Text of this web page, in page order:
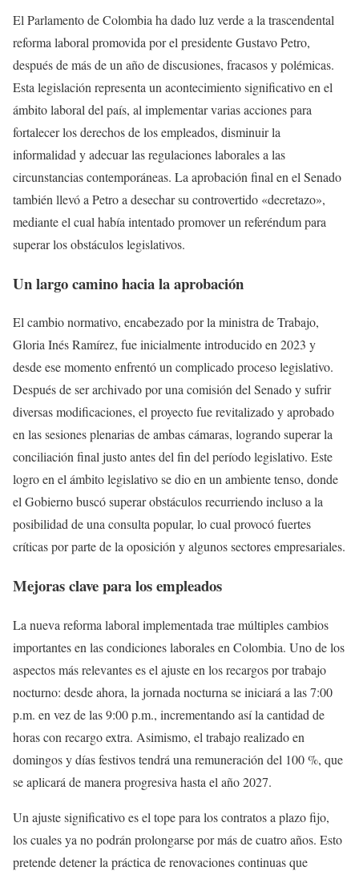
El Parlamento de Colombia ha dado luz verde a la trascendental
reforma laboral promovida por el presidente Gustavo Petro,
después de más de un año de discusiones, fracasos y polémicas.
Esta legislación representa un acontecimiento significativo en el
ámbito laboral del país, al implementar varias acciones para
fortalecer los derechos de los empleados, disminuir la
informalidad y adecuar las regulaciones laborales a las
circunstancias contemporáneas. La aprobación final en el Senado
también llevó a Petro a desechar su controvertido «decretazo»,
mediante el cual había intentado promover un referéndum para
superar los obstáculos legislativos.
Un largo camino hacia la aprobación
El cambio normativo, encabezado por la ministra de Trabajo,
Gloria Inés Ramírez, fue inicialmente introducido en 2023 y
desde ese momento enfrentó un complicado proceso legislativo.
Después de ser archivado por una comisión del Senado y sufrir
diversas modificaciones, el proyecto fue revitalizado y aprobado
en las sesiones plenarias de ambas cámaras, logrando superar la
conciliación final justo antes del fin del período legislativo. Este
logro en el ámbito legislativo se dio en un ambiente tenso, donde
el Gobierno buscó superar obstáculos recurriendo incluso a la
posibilidad de una consulta popular, lo cual provocó fuertes
críticas por parte de la oposición y algunos sectores empresariales.
Mejoras clave para los empleados
La nueva reforma laboral implementada trae múltiples cambios
importantes en las condiciones laborales en Colombia. Uno de los
aspectos más relevantes es el ajuste en los recargos por trabajo
nocturno: desde ahora, la jornada nocturna se iniciará a las 7:00
p.m. en vez de las 9:00 p.m., incrementando así la cantidad de
horas con recargo extra. Asimismo, el trabajo realizado en
domingos y días festivos tendrá una remuneración del 100 %, que
se aplicará de manera progresiva hasta el año 2027.
Un ajuste significativo es el tope para los contratos a plazo fijo,
los cuales ya no podrán prolongarse por más de cuatro años. Esto
pretende detener la práctica de renovaciones continuas que